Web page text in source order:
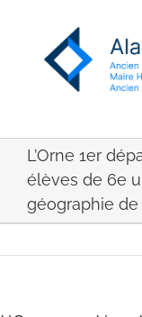
L’Orne 1er
élèves de 6e
géographie